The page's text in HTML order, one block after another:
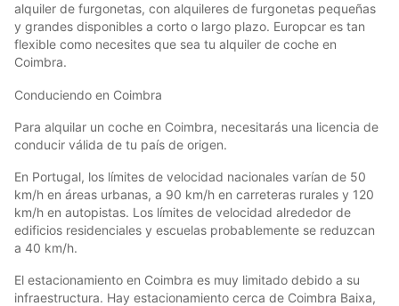
alquiler de furgonetas, con alquileres de furgonetas pequeñas
y grandes disponibles a corto o largo plazo. Europcar es tan
flexible como necesites que sea tu alquiler de coche en
Coimbra.
Conduciendo en Coimbra
Para alquilar un coche en Coimbra, necesitarás una licencia de
conducir válida de tu país de origen.
En Portugal, los límites de velocidad nacionales varían de 50
km/h en áreas urbanas, a 90 km/h en carreteras rurales y 120
km/h en autopistas. Los límites de velocidad alrededor de
edificios residenciales y escuelas probablemente se reduzcan
a 40 km/h.
El estacionamiento en Coimbra es muy limitado debido a su
infraestructura. Hay estacionamiento cerca de Coimbra Baixa,